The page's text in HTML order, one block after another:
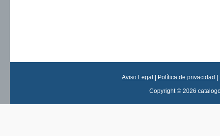
Aviso Legal Política de privacidad
Copyright © 2026